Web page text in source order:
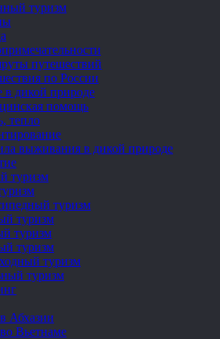
туризм
путешествий
по России
дикой природе
помощь
тепло
выживания в дикой природе
туризм
туризм
туризм
туризм
туризм
туризм
туризм
Абхазии
Вьетнаме